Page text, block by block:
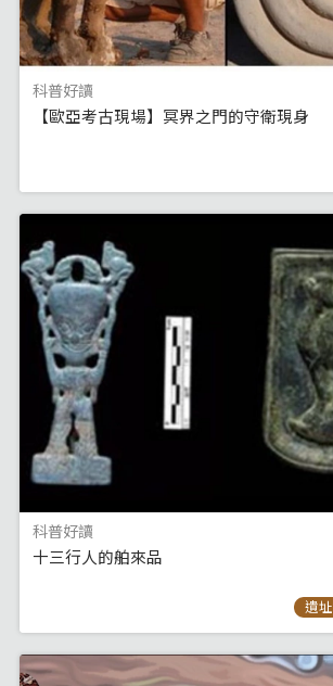
科普好讀
【歐亞考古現場】冥界之門的守衛現身
科普好讀
十三行人的舶來品
遺址